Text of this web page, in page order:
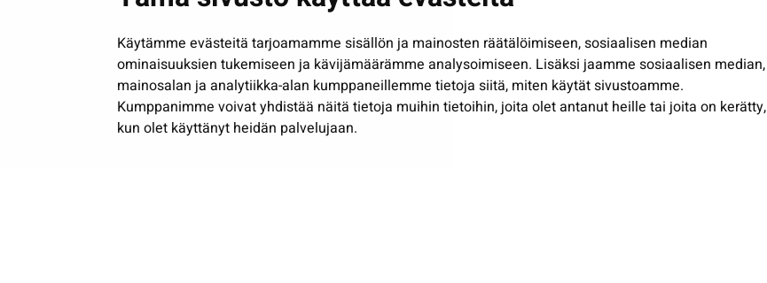
Käytämme evästeitä tarjoamamme sisällön ja mainosten räätälöimiseen, sosiaalisen median
ominaisuuksien tukemiseen ja kävijämäärämme analysoimiseen. Lisäksi jaamme sosiaalisen median,
mainosalan ja analytiikka-alan kumppaneillemme tietoja siitä, miten käytät sivustoamme.
Kumppanimme voivat yhdistää näitä tietoja muihin tietoihin, joita olet antanut heille tai joita on kerätty,
kun olet käyttänyt heidän palvelujaan.